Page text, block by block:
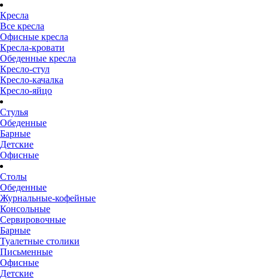
Кресла
Все кресла
Офисные кресла
Кресла-кровати
Обеденные кресла
Кресло-стул
Кресло-качалка
Кресло-яйцо
Стулья
Обеденные
Барные
Детские
Офисные
Столы
Обеденные
Журнальные-кофейные
Консольные
Сервировочные
Барные
Туалетные столики
Письменные
Офисные
Детские